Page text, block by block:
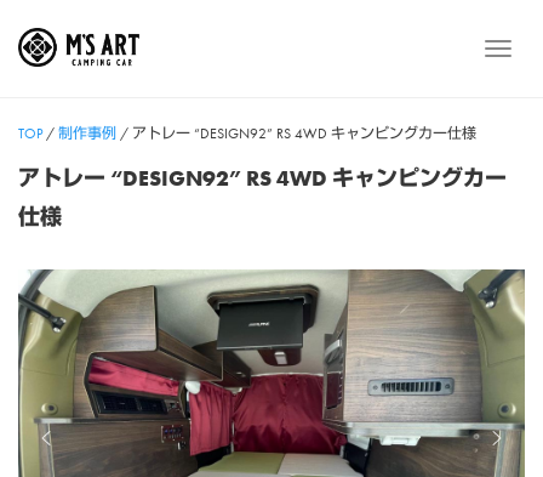
メ
TOP/制作事例 / アトレー “DESIGN92” RS 4WD キャンピングカー仕様
アトレー “DESIGN92” RS 4WD キャンピングカー
仕様